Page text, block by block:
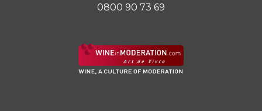
0800 90 73 69